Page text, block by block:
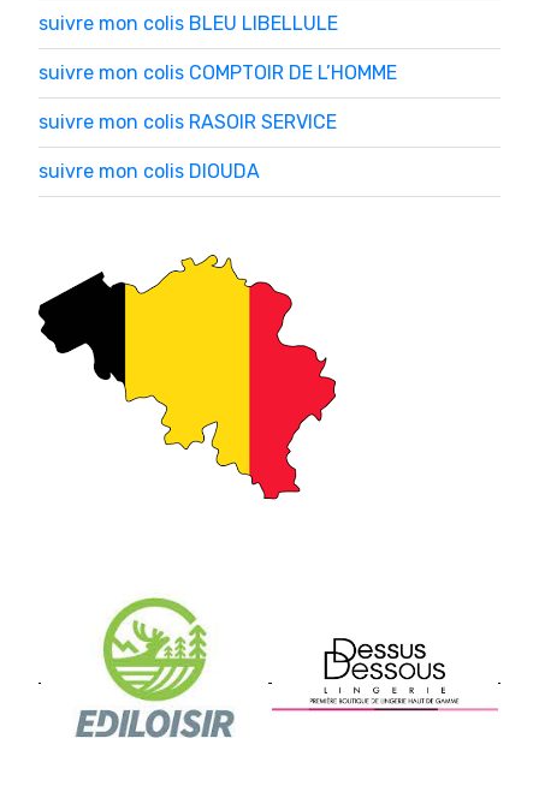
suivre mon colis BLEU LIBELLULE
suivre mon colis COMPTOIR DE L’HOMME
suivre mon colis RASOIR SERVICE
suivre mon colis DIOUDA